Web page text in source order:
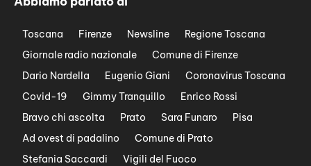
Toscana Firenze Newsline
Regione Toscana
Giornale radio nazionale
Comune di Firenze
Dario Nardella
Eugenio Giani
Coronavirus Toscana
Covid-19
Gimmy Tranquillo
Enrico Rossi
Bravo chi ascolta
Prato Sara Funaro
Pisa
Ad ovest di padalino
Comune di Prato
Stefania Saccardi
Vigili del Fuoco